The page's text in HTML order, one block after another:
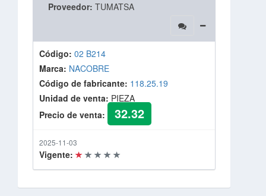
Proveedor: TUMATSA
Código: 02 B214
Marca: NACOBRE
Código de fabricante: 118.25.19
Unidad de venta: PIEZA
Precio de venta:
32.32
2025-11-03
Vigente: